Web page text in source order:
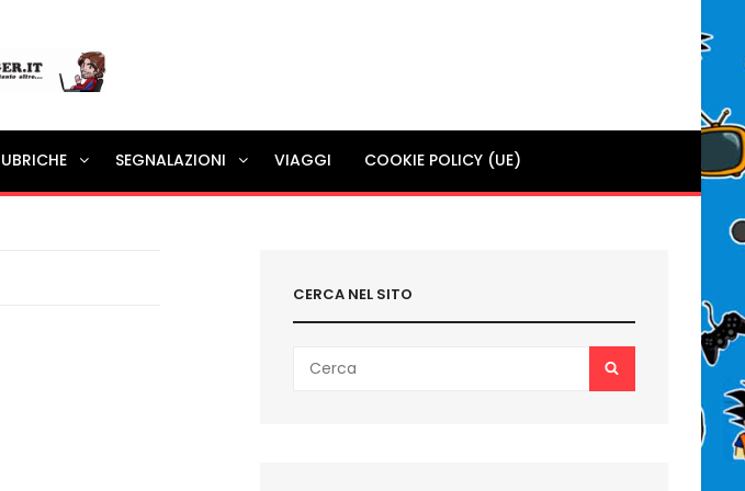
di blog | SEGNALAZIONI VIAGGI COOKIE POLICY (UE)
CERCA NEL SITO
for: